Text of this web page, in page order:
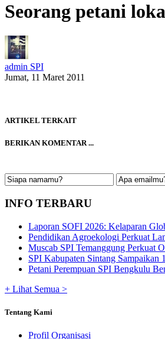
Seorang petani
admin SPI
Jumat, 11 Maret 2011
ARTIKEL TERKAIT
BERIKAN KOMENTAR ...
INFO TERBARU
Laporan SOFI 2026: Kelaparan
Pendidikan Agroekologi Perkuat
Muscab SPI Temanggung Perkuat
SPI Kabupaten Sintang Sampaikan
Petani Perempuan SPI Bengkulu
+ Lihat Semua >
Tentang Kami
Profil Organisasi